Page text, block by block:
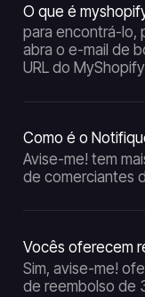
O que é
para encontrá-lo,
abra o e-mail de
URL do MyShopify
Como é o
Avise-me! tem
de comerciantes
Vocês oferecem
Sim, avise-me!
de reembolso de